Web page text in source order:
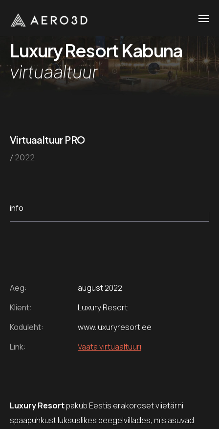
Luxury Resort Kabuna
virtuaaltuur
Virtuaaltuur PRO
/ 2022
info
Aeg:
august 2022
Klient:
Luxury Resort
Koduleht:
www.luxuryresort.ee
Link:
Vaata virtuaaltuuri
Luxury Resortpakub Eestis erakordset viietärni
spaapuhkust luksuslikes peegelvillades, mis asuvad